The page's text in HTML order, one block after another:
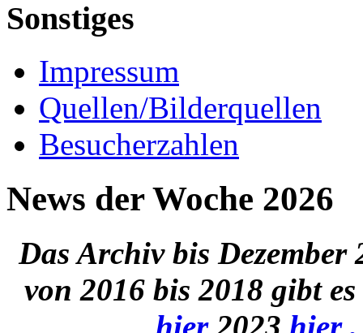
Sonstiges
Impressum
Quellen/Bilderquellen
Besucherzahlen
News der Woche 2026
Das Archiv bis
von 2016 bis 2018 gibt es
hier2023 hier ,